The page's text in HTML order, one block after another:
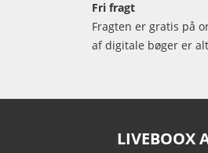
Fri fragt
Fragten er gratis på
af digitale bøger er
LIVEBOOX